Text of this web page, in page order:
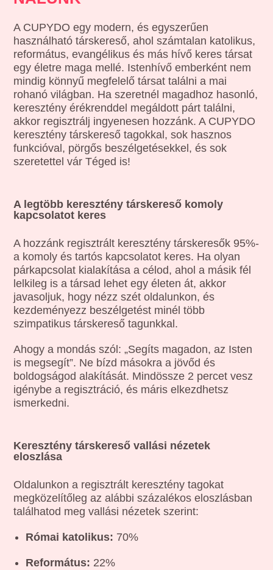
A CUPYDO egy modern, és egyszerűen
használható társkereső, ahol számtalan katolikus,
református, evangélikus és más hívő keres társat
egy életre maga mellé. Istenhívő emberként nem
mindig könnyű megfelelő társat találni a mai
rohanó világban. Ha szeretnél magadhoz hasonló,
keresztény érékrenddel megáldott párt találni,
akkor regisztrálj ingyenesen hozzánk. A CUPYDO
keresztény társkereső tagokkal, sok hasznos
funkcióval, pörgős beszélgetésekkel, és sok
szeretettel vár Téged is!
A legtöbb keresztény társkereső komoly
kapcsolatot keres
A hozzánk regisztrált keresztény társkeresők 95%-
a komoly és tartós kapcsolatot keres. Ha olyan
párkapcsolat kialakítása a célod, ahol a másik fél
lelkileg is a társad lehet egy életen át, akkor
javasoljuk, hogy nézz szét oldalunkon, és
kezdeményezz beszélgetést minél több
szimpatikus társkereső tagunkkal.
Ahogy a mondás szól: „Segíts magadon, az Isten
is megsegít”. Ne bízd másokra a jövőd és
boldogságod alakítását. Mindössze 2 percet vesz
igénybe a regisztráció, és máris elkezdhetsz
ismerkedni.
Keresztény társkereső vallási nézetek
eloszlása
Oldalunkon a regisztrált keresztény tagokat
megközelítőleg az alábbi százalékos eloszlásban
találhatod meg vallási nézetek szerint:
Római katolikus: 70%
Református: 22%